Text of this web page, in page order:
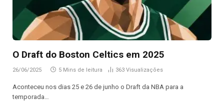
O Draft do Boston Celtics em 2025
26/06/2025 5 Mins de leitura 363 Visualizações
Aconteceu nos dias 25 e 26 de junho o Draft da NBA para a
temporada…